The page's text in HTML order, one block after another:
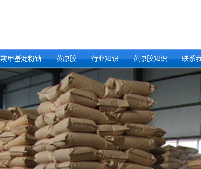
羧甲基淀粉钠 黄原胶 行业知识 黄原胶知识 联系